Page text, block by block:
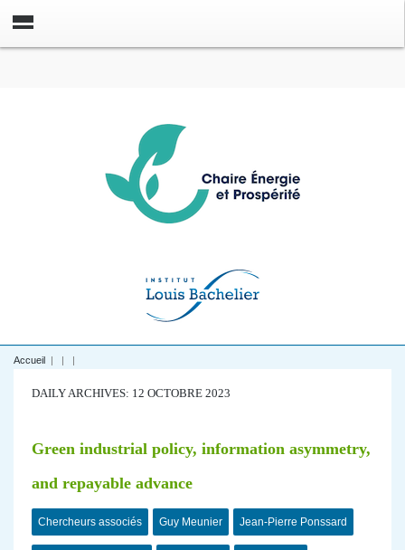
Accueil | | |
DAILY ARCHIVES: 12 OCTOBRE 2023
Green industrial policy, information asymmetry,
and repayable advance
Chercheurs associés Guy Meunier Jean-Pierre Ponssard